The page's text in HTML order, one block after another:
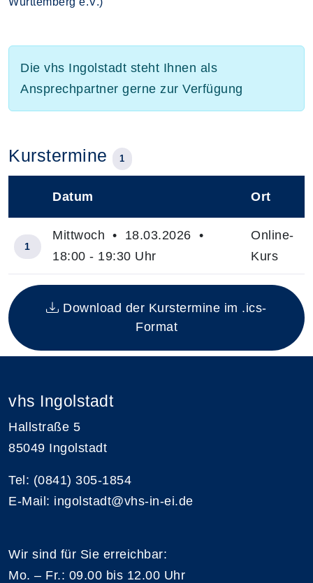
Die vhs Ingolstadt steht Ihnen als
Ansprechpartner gerne zur Verfügung
Kurstermine 1
Insgesamt gibt es 1 Termine zum diesen Kurs
Datum Ort
1
Mittwoch • 18.03.2026 •
18:00 - 19:30 Uhr
Online-
Kurs
Download der Kurstermine im .ics-
Format
vhs Ingolstadt
Hallstraße 5
85049 Ingolstadt
Tel: (0841) 305-1854
E-Mail: ingolstadt@vhs-in-ei.de
Wir sind für Sie erreichbar:
Mo. – Fr.: 09.00 bis 12.00 Uhr